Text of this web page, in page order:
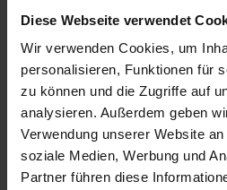
Diese Webseite verwendet
Wir verwenden Cookies, um
personalisieren, Funktionen für
zu können und die Zugriffe auf
analysieren. Außerdem geben
Verwendung unserer Website
soziale Medien, Werbung und
Partner führen diese